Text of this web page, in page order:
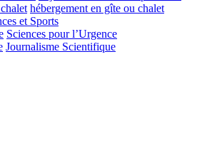
hébergement en gîte ou chalet
et Sports
Sciences pour l’Urgence
Journalisme Scientifique